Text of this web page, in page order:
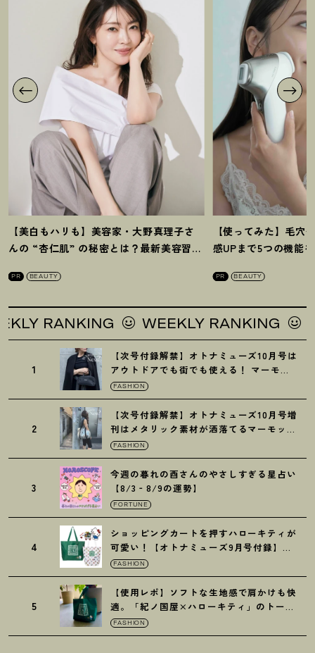
【美白もハリも】美容家・大野真理子さ
んの “杏仁肌” の秘密とは ？ 最新美容習慣
PR BEAUTY
【使ってみた】毛穴
感UPまで5つの機能
PR BEAUTY
RANKING WEEKLY RANKING
1
【次号付録解禁】オトナミューズ10月号は
アウトドアでも街でも使える ！ マーモッ
トの黒ショルダー
FASHION
2
【次号付録解禁】オトナミューズ10月号増
刊はメタリック素材が洒落てるマーモット
の保冷バッグ
FASHION
3
今週の暮れの酉さんのやさしすぎる星占い
【8/3‐8/9の運勢】
FORTUNE
4
ショッピングカートを押すハローキティが
可愛い ！
【オトナミューズ9月号付録】紀
ノ国屋バッグ
FASHION
5
【使用レポ】ソフトな生地感で肩かけも快
適。「紀ノ国屋×ハローキティ」のトート
がガシガシ使えて最高です
FASHION